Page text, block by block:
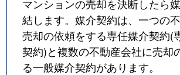
マンションの売却を決断したら
結します。媒介契約は、一つの
売却の依頼をする専任媒介契約(
契約)と複数の不動産会社に売却
る一般媒介契約があります。